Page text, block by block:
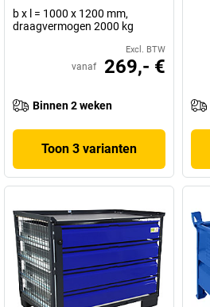
b x l = 1000 x 1200 mm,
draagvermogen 2000 kg
Excl. BTW
vanaf 269,- €
Binnen 2 weken
Toon 3 varianten